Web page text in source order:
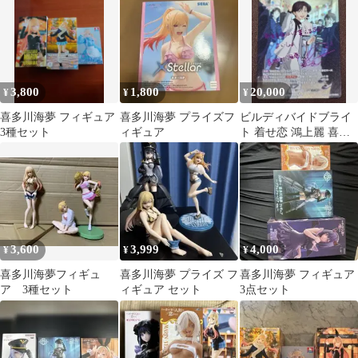
¥3,800
喜多川海夢 フィギュア
3種セット
¥ 1,800
喜多川海夢 プライズフ
ィギュア
¥ 20,000
ビルディバイドブライ
ト 着せ恋 鴻上麗 喜多
川海夢 SCサイン1枚
¥3,600
喜多川海夢フィギュ
ア 3種セット
¥3,999
喜多川海夢 プライズ フ
ィギュア セット
¥4,000
喜多川海夢 フィギュア
3点セット